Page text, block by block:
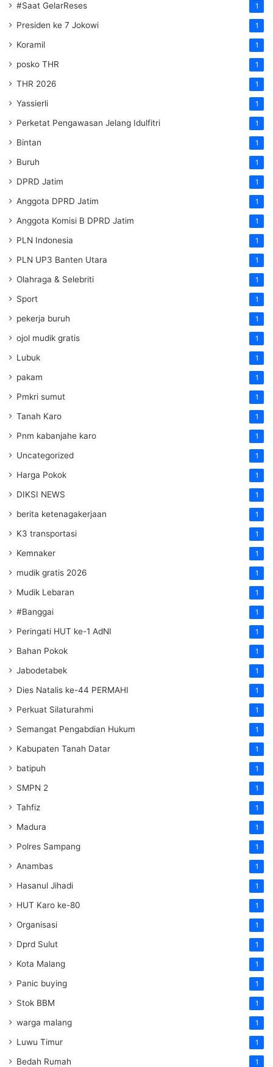
#Saat GelarReses 1
Presiden ke 7 Jokowi 1
Koramil 1
posko THR 1
THR 2026 1
Yassierli 1
Perketat Pengawasan Jelang Idulfitri 1
Bintan 1
Buruh 1
DPRD Jatim 1
Anggota DPRD Jatim 1
Anggota Komisi B DPRD Jatim 1
PLN Indonesia 1
PLN UP3 Banten Utara 1
Olahraga & Selebriti 1
Sport 1
pekerja buruh 1
ojol mudik gratis 1
Lubuk 1
pakam 1
Pmkri sumut 1
Tanah Karo 1
Pnm kabanjahe karo 1
Uncategorized 1
Harga Pokok 1
DIKSI NEWS 1
berita ketenagakerjaan 1
K3 transportasi 1
Kemnaker 1
mudik gratis 2026 1
Mudik Lebaran 1
#Banggai 1
Peringati HUT ke-1 AdNI 1
Bahan Pokok 1
Jabodetabek 1
Dies Natalis ke-44 PERMAHI 1
Perkuat Silaturahmi 1
Semangat Pengabdian Hukum 1
Kabupaten Tanah Datar 1
batipuh 1
SMPN 2 1
Tahfiz 1
Madura 1
Polres Sampang 1
Anambas 1
Hasanul Jihadi 1
HUT Karo ke-80 1
Organisasi 1
Dprd Sulut 1
Kota Malang 1
Panic buying 1
Stok BBM 1
warga malang 1
Luwu Timur 1
Bedah Rumah 1